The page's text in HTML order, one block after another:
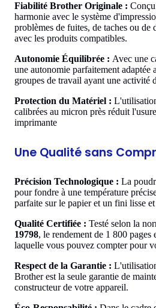
Fiabilité Brother Originale :
harmonie avec le système
problèmes de fuites, de taches ou de
avec les produits compatibles.
Autonomie Équilibrée : Avec une
une autonomie parfaitement adaptée
groupes de travail ayant une activité
Protection du Matériel :
calibrées au micron près réduit
imprimante
Une Qualité sans
Précision Technologique : La
pour fondre à une température
parfaite sur le papier et un fini lisse
Qualité Certifiée : Testé selon la
19798, le rendement de 1 800 pages
laquelle vous pouvez compter pour
Respect de la Garantie :
Brother est la seule garantie de
constructeur de votre appareil.